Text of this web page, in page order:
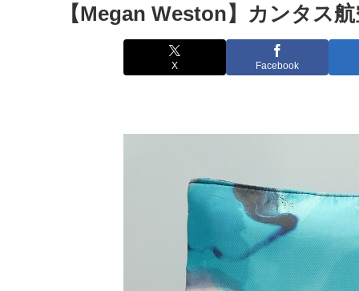
【Megan Weston】カンタ
X Facebook